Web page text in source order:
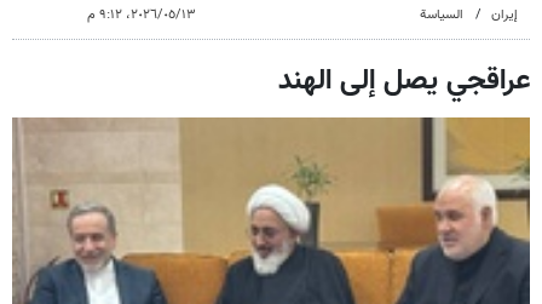
إيران السياسة ١٣‏/٠٥‏/٢٠٢٦، ٩:١٢ م
عراقجي يصل إلى الهند